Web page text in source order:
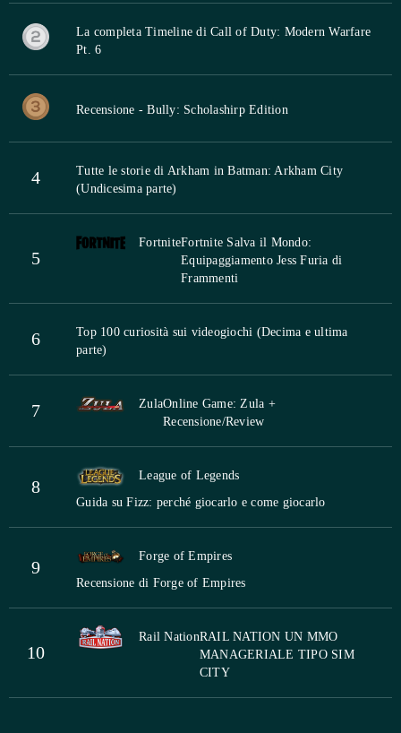
La completa Timeline di Call of Duty: Modern Warfare
Pt. 6
Recensione - Bully: Scholashirp Edition
4
Tutte le storie di Arkham in Batman: Arkham City
(Undicesima parte)
5
FortniteFortnite Salva il Mondo:
Equipaggiamento Jess Furia di
Frammenti
6
Top 100 curiosità sui videogiochi (Decima e ultima
parte)
7 ZulaOnline Game: Zula +
Recensione/Review
8
League of Legends
Guida su Fizz: perché giocarlo e come giocarlo
9
Forge of Empires
Recensione di Forge of Empires
10
Rail NationRAIL NATION UN MMO
MANAGERIALE TIPO SIM
CITY